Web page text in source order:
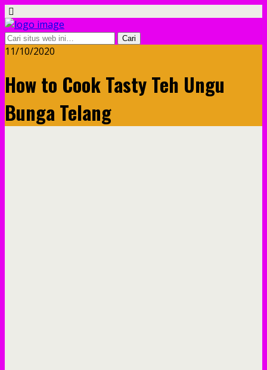
11/10/2020
How to Cook Tasty Teh Ungu
Bunga Telang